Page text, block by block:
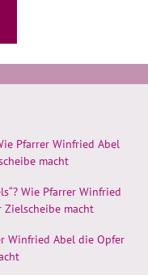
Pfarrer Winfried Abel
macht
Wie Pfarrer Winfried
Zielscheibe macht
Winfried Abel die Opfer